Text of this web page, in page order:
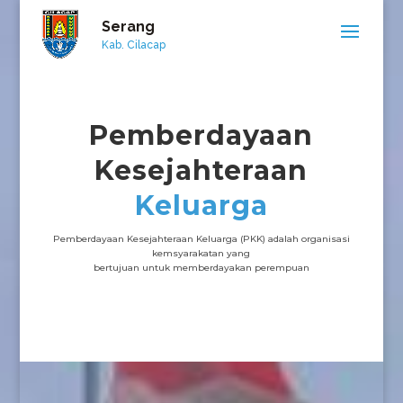
Serang
Kab. Cilacap
Pemberdayaan
Kesejahteraan
Keluarga
Pemberdayaan Kesejahteraan Keluarga (PKK) adalah organisasi
kemsyarakatan yang
bertujuan untuk memberdayakan perempuan